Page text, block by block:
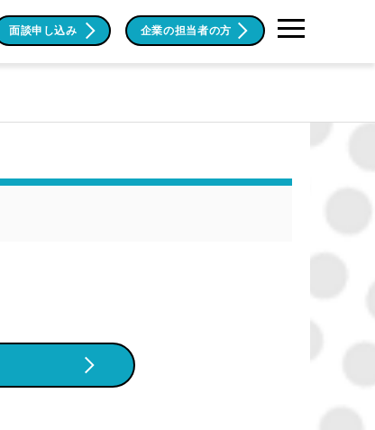
面談申し込み 企業の担当者の方